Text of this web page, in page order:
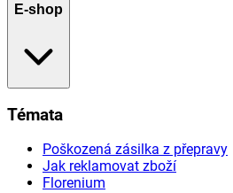
E-shop
Témata
Poškozená zásilka z přepravy
Jak reklamovat zboží
Florenium